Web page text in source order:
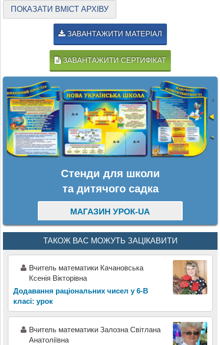
ПОКАЗАТИ ВМІСТ АРХІВУ
ЗАВАНТАЖИТИ МАТЕРІАЛ
ЗАВАНТАЖИТИ СЕРТИФІКАТ
Стенди для школи
та дитячого садка
МАГАЗИН УРОК-UA
ТАКОЖ ВАС МОЖУТЬ ЗАЦІКАВИТИ
Вчитель математики Качановська
Ксенія Вікторівна
Додавання раціональних чисел у 6-В
класі: урок
Вчитель математики Залозна Світлана
Анатоліївна